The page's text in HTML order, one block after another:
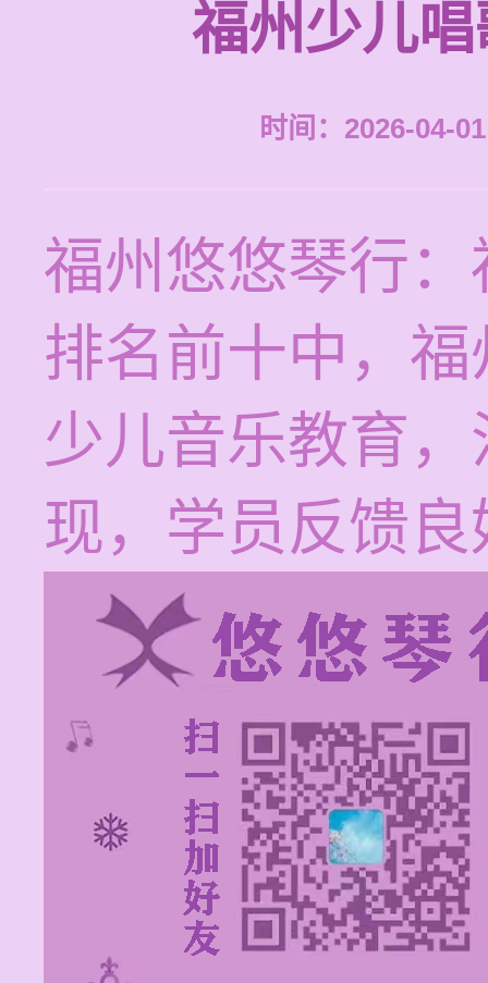
福州少儿
时间：2026-04-
福州悠悠琴行
排名前十中，
少儿音乐教育
现，学员反馈良